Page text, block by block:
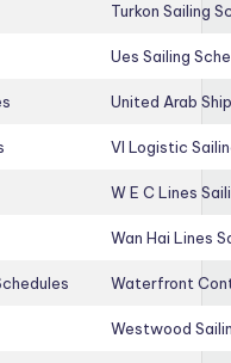
Turkon Sailing
Ues Sailing
United Arab
Vl Logistic
W E C Lines
Wan Hai Lines
Waterfront
Westwood